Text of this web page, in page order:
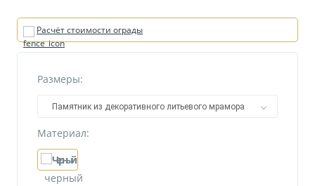
Расчёт стоимости ограды
Размеры:
Памятник из декоративного литьевого мрамора
№27/1
Материал:
черный